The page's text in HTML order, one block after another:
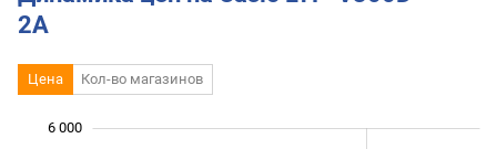
2A
Цена Кол-во магазинов
6 000